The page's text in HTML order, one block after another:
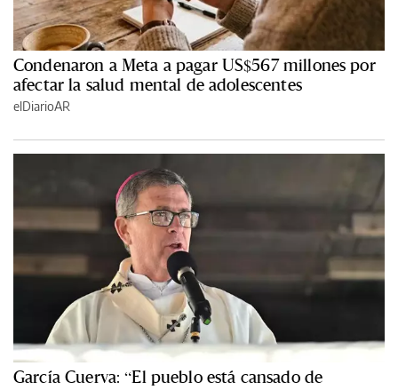
Condenaron a Meta a pagar US$567 millones por
afectar la salud mental de adolescentes
elDiarioAR
García Cuerva: “El pueblo está cansado de